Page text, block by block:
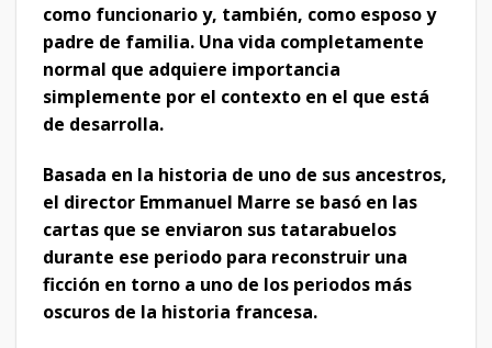
como funcionario y, también, como esposo y
padre de familia. Una vida completamente
normal que adquiere importancia
simplemente por el contexto en el que está
de desarrolla.
Basada en la historia de uno de sus ancestros,
el director Emmanuel Marre se basó en las
cartas que se enviaron sus tatarabuelos
durante ese periodo para reconstruir una
ficción en torno a uno de los periodos más
oscuros de la historia francesa.